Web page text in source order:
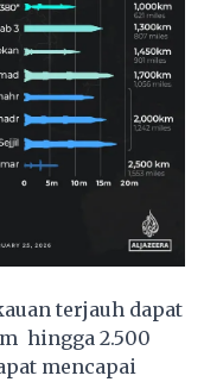
terjauh dapat
hingga 2.500
mencapai